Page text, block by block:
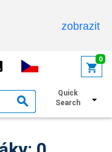
zobrazit
0
Quick
Search